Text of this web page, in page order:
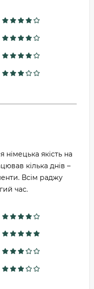
німецька якість на
кілька днів –
Всім раджу
час.